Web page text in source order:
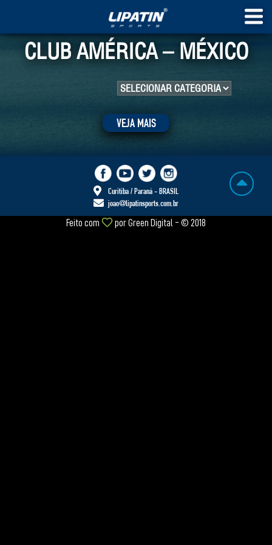
CLUB AMÉRICA – MÉXICO
VEJA MAIS
Curitiba / Paraná - BRASIL
joao@lipatinsports.com.br
Feito com porGreen Digital - © 2018